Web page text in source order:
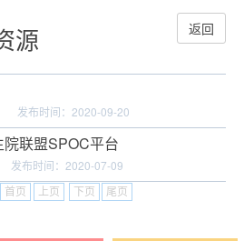
源 返回
发布时间：2020-09-20
联盟SPOC平台
发布时间：2020-07-09
首页 上页 下页 尾页